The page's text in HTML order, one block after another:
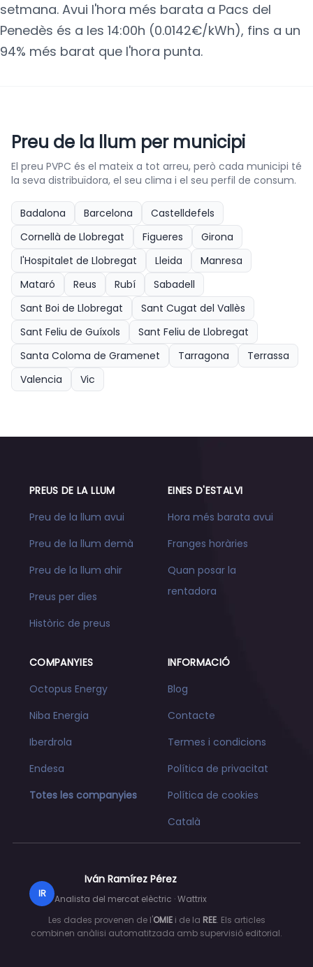
setmana. Avui l'hora més barata a Pacs del
Penedès és a les 14:00h (0.0142€/kWh), fins a un
94% més barat que l'hora punta.
Preu de la llum per municipi
El preu PVPC és el mateix a tot arreu, però cada municipi té
la seva distribuïdora, el seu clima i el seu perfil de consum.
Badalona Barcelona
Castelldefels
Cornellà de Llobregat
Figueres
Girona
l'Hospitalet de Llobregat
Lleida
Manresa
Mataró
Reus Rubí
Sabadell
Sant Boi de Llobregat
Sant Cugat del Vallès
Sant Feliu de Guíxols
Sant Feliu de Llobregat
Santa Coloma de Gramenet
Tarragona
Terrassa
Valencia
Vic
PREUS DE LA LLUM
Preu de la llum avui
Preu de la llum demà
Preu de la llum ahir
Preus per dies
Històric de preus
EINES D'ESTALVI
Hora més barata avui
Franges horàries
Quan posar la
rentadora
COMPANYIES
Octopus Energy
Niba Energia
Iberdrola
Endesa
Totes les companyies
INFORMACIÓ
Blog
Contacte
Termes i condicions
Política de privacitat
Política de cookies
Català
IR
Iván Ramírez Pérez
Analista del mercat elèctric · Wattrix
Les dades provenen de l'OMIEi de la REE. Els articles
combinen anàlisi automatitzada amb supervisió editorial.